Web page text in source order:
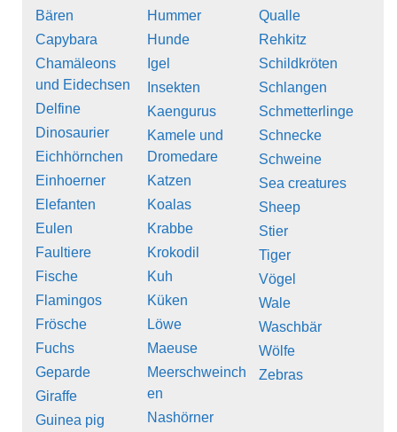
Bären
Capybara
Chamäleons
und Eidechsen
Delfine
Dinosaurier
Eichhörnchen
Einhoerner
Elefanten
Eulen
Faultiere
Fische
Flamingos
Frösche
Fuchs
Geparde
Giraffe
Guinea pig
Hummer
Hunde
Igel
Insekten
Kaengurus
Kamele und
Dromedare
Katzen
Koalas
Krabbe
Krokodil
Kuh
Küken
Löwe
Maeuse
Meerschweinch
en
Nashörner
Qualle
Rehkitz
Schildkröten
Schlangen
Schmetterlinge
Schnecke
Schweine
Sea creatures
Sheep
Stier
Tiger
Vögel
Wale
Waschbär
Wölfe
Zebras